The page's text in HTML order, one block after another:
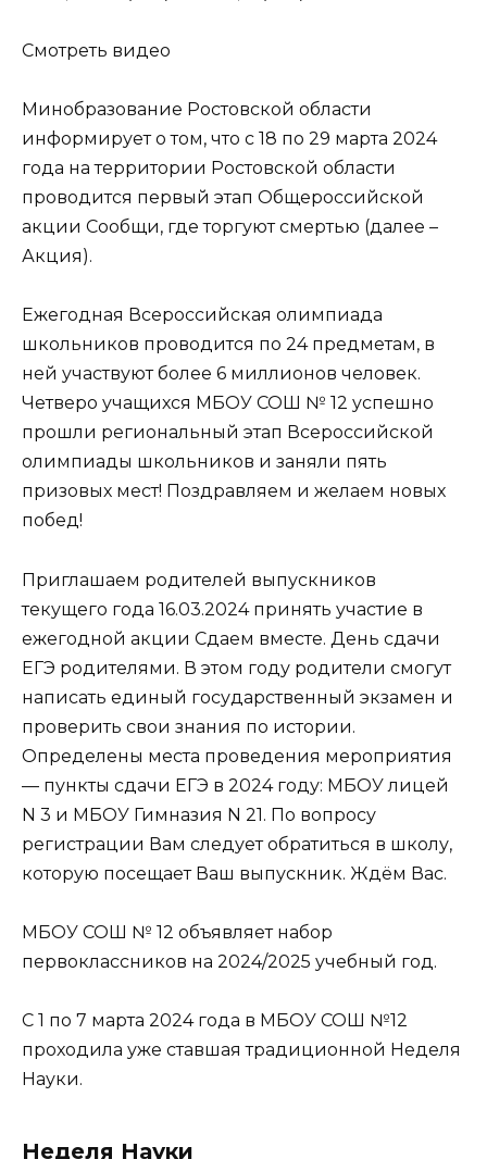
Смотреть видео
Минобразование Ростовской области
информирует о том, что с 18 по 29 марта 2024
года на территории Ростовской области
проводится первый этап Общероссийской
акции Сообщи, где торгуют смертью (далее –
Акция).
Ежегодная Всероссийская олимпиада
школьников проводится по 24 предметам, в
ней участвуют более 6 миллионов человек.
Четверо учащихся МБОУ СОШ № 12 успешно
прошли региональный этап Всероссийской
олимпиады школьников и заняли пять
призовых мест! Поздравляем и желаем новых
побед!
Приглашаем родителей выпускников
текущего года 16.03.2024 принять участие в
ежегодной акции Сдаем вместе. День сдачи
ЕГЭ родителями. В этом году родители смогут
написать единый государственный экзамен и
проверить свои знания по истории.
Определены места проведения мероприятия
— пункты сдачи ЕГЭ в 2024 году: МБОУ лицей
N 3 и МБОУ Гимназия N 21. По вопросу
регистрации Вам следует обратиться в школу,
которую посещает Ваш выпускник. Ждём Вас.
МБОУ СОШ № 12 объявляет набор
первоклассников на 2024/2025 учебный год.
С 1 по 7 марта 2024 года в МБОУ СОШ №12
проходила уже ставшая традиционной Неделя
Науки.
Неделя Науки